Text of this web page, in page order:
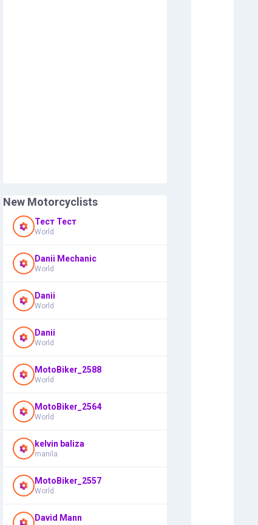
New Motorcyclists
Тест Тест
World
Danii Mechanic
World
Danii
World
Danii
World
MotoBiker_2588
World
MotoBiker_2564
World
kelvin baliza
manila
MotoBiker_2557
World
David Mann